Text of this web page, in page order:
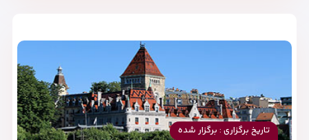
تاریخ برگزاری : برگزار شده